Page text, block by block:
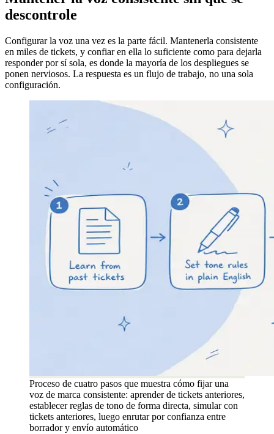
descontrole
Configurar la voz una vez es la parte fácil. Mantenerla consistente
en miles de tickets, y confiar en ella lo suficiente como para dejarla
responder por sí sola, es donde la mayoría de los despliegues se
ponen nerviosos. La respuesta es un flujo de trabajo, no una sola
configuración.
Proceso de cuatro pasos que muestra cómo fijar una
voz de marca consistente: aprender de tickets anteriores,
establecer reglas de tono de forma directa, simular con
tickets anteriores, luego enrutar por confianza entre
borrador y envío automático